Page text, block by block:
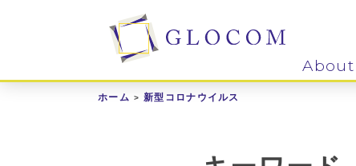
About
ホーム 新型コロナウイルス